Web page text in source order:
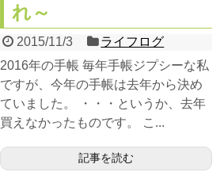
れ～
2015/11/3
ライフログ
2016年の手帳 毎年手帳ジプシーな私
ですが、今年の手帳は去年から決め
ていました。 ・・・というか、去年
買えなかったものです。 こ...
記事を読む